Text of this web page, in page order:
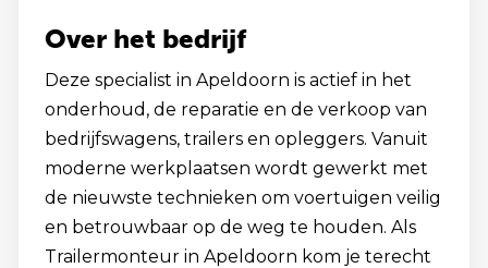
Over het bedrijf
Deze specialist in Apeldoorn is actief in het
onderhoud, de reparatie en de verkoop van
bedrijfswagens, trailers en opleggers. Vanuit
moderne werkplaatsen wordt gewerkt met
de nieuwste technieken om voertuigen veilig
en betrouwbaar op de weg te houden. Als
Trailermonteur in Apeldoorn kom je terecht